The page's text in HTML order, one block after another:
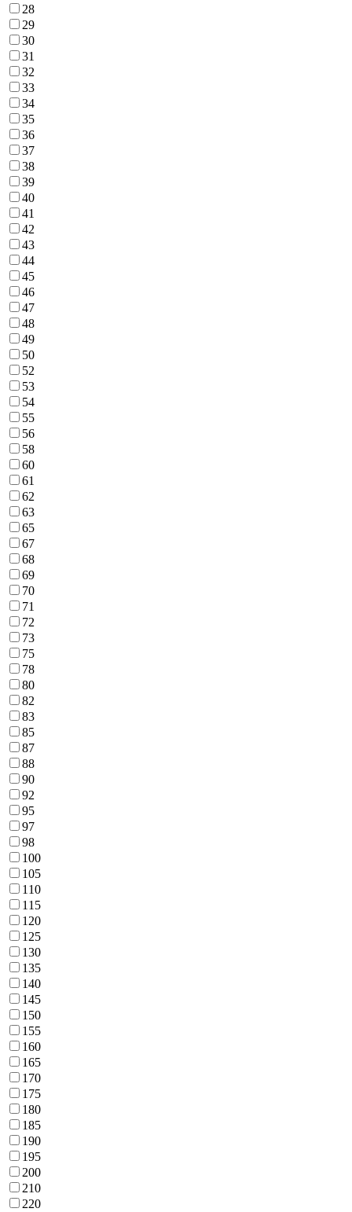
28
29
30
31
32
33
34
35
36
37
38
39
40
41
42
43
44
45
46
47
48
49
50
52
53
54
55
56
58
60
61
62
63
65
67
68
69
70
71
72
73
75
78
80
82
83
85
87
88
90
92
95
97
98
100
105
110
115
120
125
130
135
140
145
150
155
160
165
170
175
180
185
190
195
200
210
220